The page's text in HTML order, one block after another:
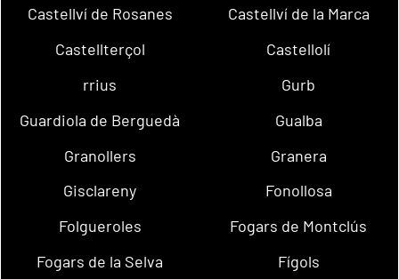
Castellví de Rosanes
Castellví de la Marca
Castellterçol
Castellolí
rrius
Gurb
Guardiola de Berguedà
Gualba
Granollers
Granera
Gisclareny
Fonollosa
Folgueroles
Fogars de Montclús
Fogars de la Selva
Fígols